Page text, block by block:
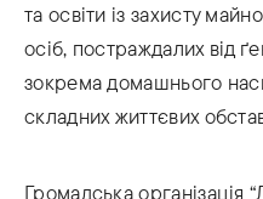
та освіти із захисту
осіб, постраждалих від
зокрема домашнього
складних життєвих
Громадська організація